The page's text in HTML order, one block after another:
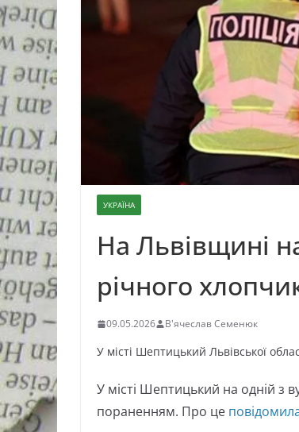
УКРАЇНА
На Львівщині
річного
09.05.2026 В'ячеслав Семенюк
У місті Шептицький Львівської
У місті Шептицький на одній з
пораненням. Про це